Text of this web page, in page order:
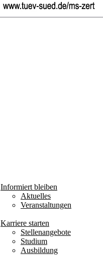
Informiert bleiben
Aktuelles
Veranstaltungen
Karriere starten
Stellenangebote
Studium
Ausbildung